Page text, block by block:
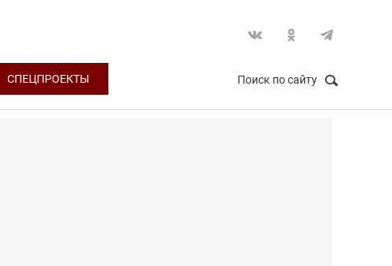
СПЕЦПРОЕКТЫ Поиск по сайту